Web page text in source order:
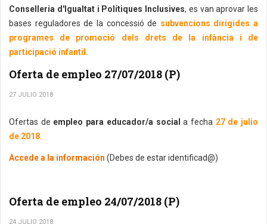
Conselleria d'Igualtat i Polítiques Inclusives, es van aprovar les
bases reguladores de la concessió de subvencions dirigides a
programes de promoció dels drets de la infància i de
participació infantil.
Oferta de empleo 27/07/2018 (P)
27 JULIO 2018
Ofertas de empleo para educador/a social a fecha 27 de julio
de 2018.
Accede a la información (Debes de estar identificad@)
Oferta de empleo 24/07/2018 (P)
24 JULIO 2018